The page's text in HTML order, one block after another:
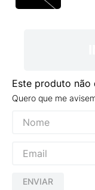
Este produto não
Quero que me
ENVIAR
VANS TÊNIS